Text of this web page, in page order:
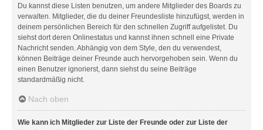
Du kannst diese Listen benutzen, um andere Mitglieder des Boards zu
verwalten. Mitglieder, die du deiner Freundesliste hinzufügst, werden in
deinem persönlichen Bereich für den schnellen Zugriff aufgelistet. Du
siehst dort deren Onlinestatus und kannst ihnen schnell eine Private
Nachricht senden. Abhängig von dem Style, den du verwendest,
können Beiträge deiner Freunde auch hervorgehoben sein. Wenn du
einen Benutzer ignorierst, dann siehst du seine Beiträge
standardmäßig nicht.
Nach oben
Wie kann ich Mitglieder zur Liste der Freunde oder zur Liste der